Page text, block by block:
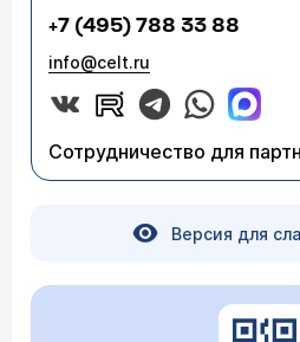
+7 (495) 788 33 88
info@celt.ru
Сотрудничество для
Версия для